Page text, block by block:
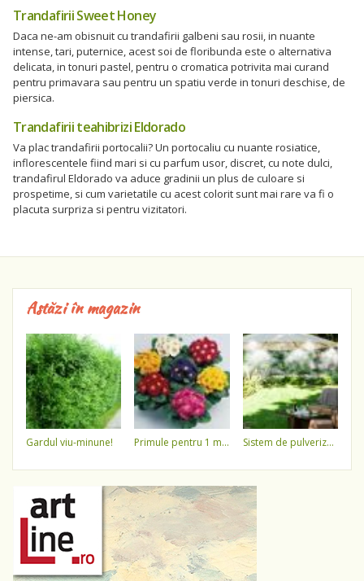
Trandafirii Sweet Honey
Daca ne-am obisnuit cu trandafirii galbeni sau rosii, in nuante
intense, tari, puternice, acest soi de floribunda este o alternativa
delicata, in tonuri pastel, pentru o cromatica potrivita mai curand
pentru primavara sau pentru un spatiu verde in tonuri deschise, de
piersica.
Trandafirii teahibrizi Eldorado
Va plac trandafirii portocalii? Un portocaliu cu nuante rosiatice,
inflorescentele fiind mari si cu parfum usor, discret, cu note dulci,
trandafirul Eldorado va aduce gradinii un plus de culoare si
prospetime, si cum varietatile cu acest colorit sunt mai rare va fi o
placuta surpriza si pentru vizitatori.
Astăzi în magazin
gardul viu-minune! primule pentru 1 martie 3,5 lei / ghiveci !!!! sistem de pulverizare a apei